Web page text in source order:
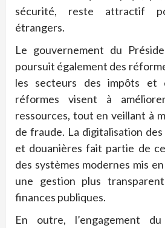
sécurité, reste attractif
étrangers.
Le gouvernement du
poursuit également des
les secteurs des impôts et
réformes visent à
ressources, tout en veillant à
de fraude. La digitalisation
et douanières fait partie de
des systèmes modernes mis
une gestion plus
finances publiques.
En outre, l’engagement